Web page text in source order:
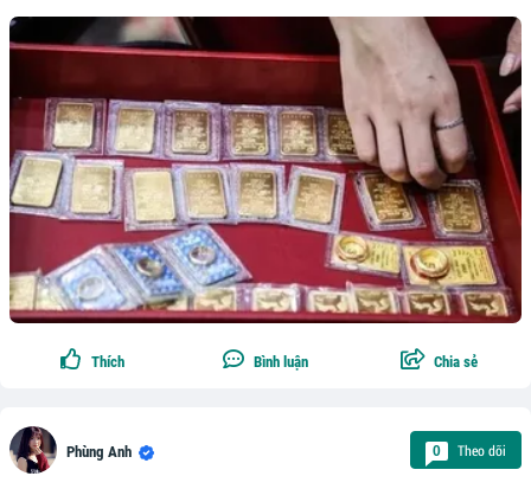
Thích Bình luận Chia sẻ
Phùng Anh 0 Theo dõi